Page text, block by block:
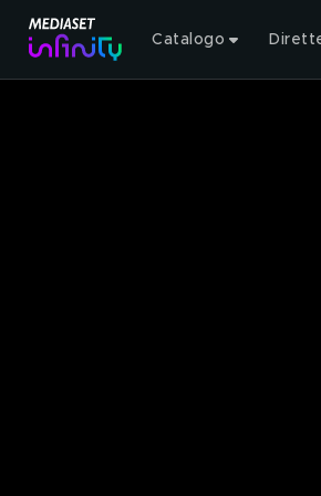
Catalogo